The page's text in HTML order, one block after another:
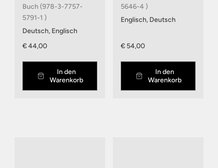
Buch (978-3-7757-
5791-1 )
Deutsch, Englisch
€ 44,00
In den
Warenkorb
5646-4 )
Englisch, Deutsch
€ 54,00
In den
Warenkorb